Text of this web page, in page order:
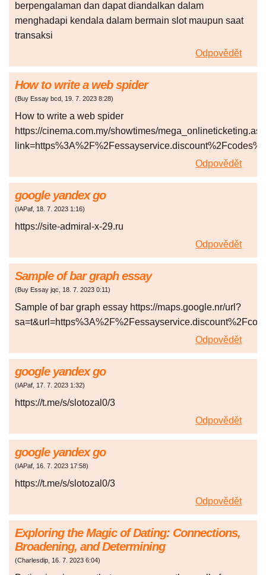
berpengalaman dan dapat diandalkan dalam
menghadapi kendala dalam bermain slot maupun saat
transaksi
Odpovědět
How to write a web spider
(Buy Essay bcd, 19. 7. 2023 8:28)
How to write a web spider
https://cinema.com.my/showtimes/
Odpovědět
google yandex go
( IAPaf, 18. 7. 2023 1:16)
https://site-admiral-x-29.ru
Odpovědět
Sample of bar graph essay
(Buy Essay jqc, 18. 7. 2023 0:11)
Sample of bar graph essay https://maps.google.nr/url?
Odpovědět
google yandex go
( IAPaf, 17. 7. 2023 1:32)
https://t.me/s/slotozal0/3
Odpovědět
google yandex go
( IAPaf, 16. 7. 2023 17:58)
https://t.me/s/slotozal0/3
Odpovědět
Exploring the Magic of Dating: Connections,
Broadening, and Determining
(Charlesdip, 16. 7. 2023 6:04)